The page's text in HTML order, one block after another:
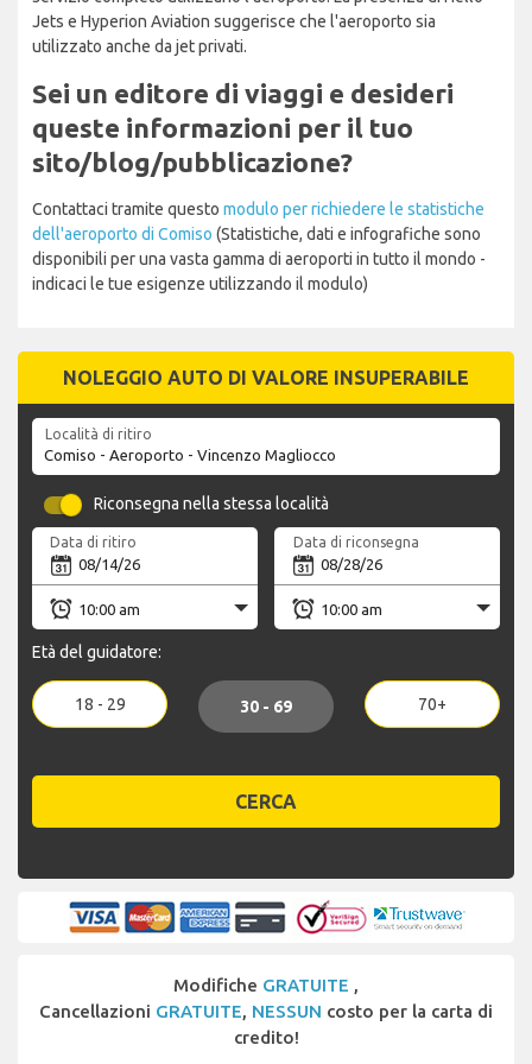
Jets e Hyperion Aviation suggerisce che l'aeroporto sia
utilizzato anche da jet privati.
Sei un editore di viaggi e desideri
queste informazioni per il tuo
sito/blog/pubblicazione?
Contattaci tramite questo modulo per richiedere le statistiche
dell'aeroporto di Comiso (Statistiche, dati e infografiche sono
disponibili per una vasta gamma di aeroporti in tutto il mondo -
indicaci le tue esigenze utilizzando il modulo)
NOLEGGIO AUTO DI VALORE INSUPERABILE
Località di ritiro
Riconsegna nella stessa località
Data di ritiro Data di riconsegna
Età del guidatore:
18 - 29 30 - 69 70+
CERCA
Modifiche GRATUITE ,
Cancellazioni GRATUITE, NESSUN costo per la carta di
credito!